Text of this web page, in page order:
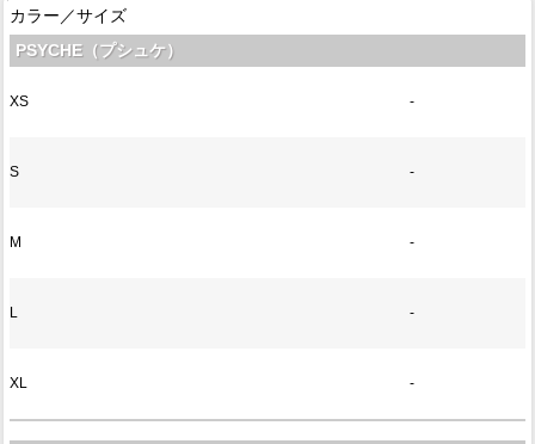
カラー／サイズ
PSYCHE（プシュケ）
XS -
S -
M -
L -
XL -